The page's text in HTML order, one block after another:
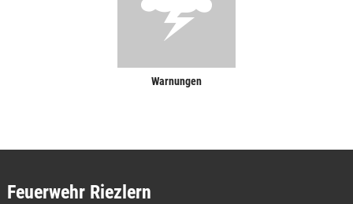
Warnungen
Feuerwehr Riezlern